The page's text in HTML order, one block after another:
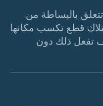
بالبساطة من
قطع تكسب مكانها
تفعل ذلك دون